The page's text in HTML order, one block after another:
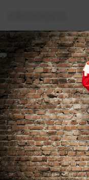
Fastfoodový
ziskové